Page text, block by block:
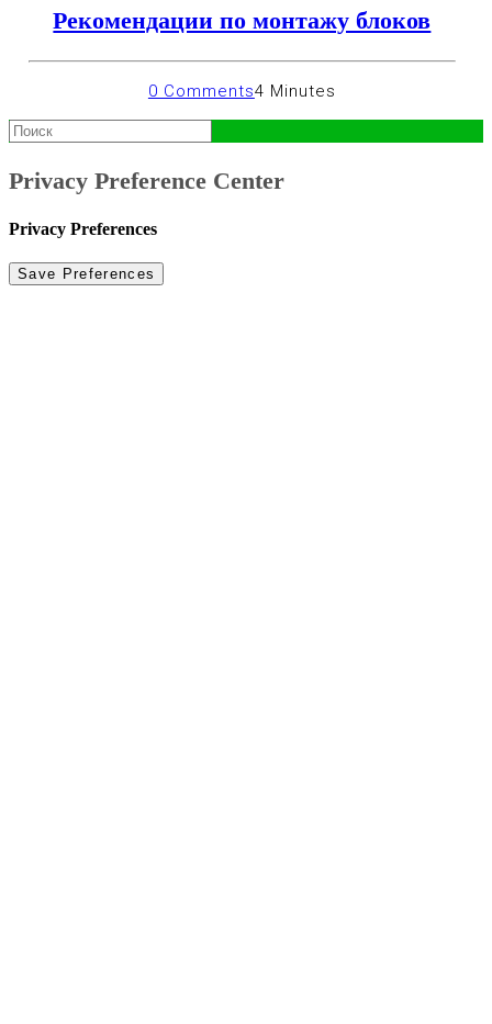
Рекомендации по монтажу блоков
0 Comments4 Minutes
Privacy Preference Center
Privacy Preferences